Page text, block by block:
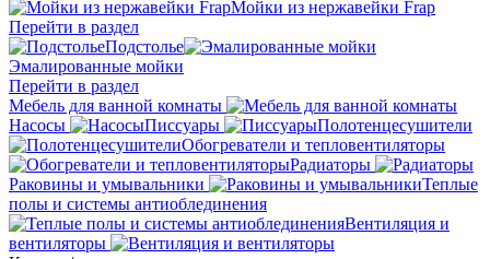
Мойки из нержавейки Frap
Перейти в раздел
Подстолье
Эмалированные мойки
Перейти в раздел
Мебель для ванной комнаты
Насосы
Писсуары
Полотенцесушители
Обогреватели и тепловентиляторы
Радиаторы
Раковины и умывальники
Теплые
полы и системы антиоблединения
Вентиляция и
вентиляторы